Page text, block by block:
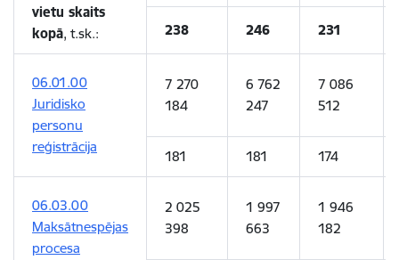
vietu skaits
kopā, t.sk.: 238 246 231
06.01.00
Juridisko
personu
reģistrācija
7 270
184
6 762
247
7 086
512
181 181 174
06.03.00
Maksātnespējas
procesa
2 025
398
1 997
663
1 946
182